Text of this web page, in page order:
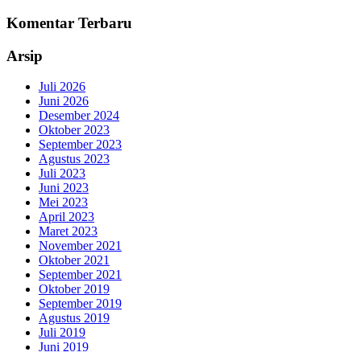
Komentar Terbaru
Arsip
Juli 2026
Juni 2026
Desember 2024
Oktober 2023
September 2023
Agustus 2023
Juli 2023
Juni 2023
Mei 2023
April 2023
Maret 2023
November 2021
Oktober 2021
September 2021
Oktober 2019
September 2019
Agustus 2019
Juli 2019
Juni 2019